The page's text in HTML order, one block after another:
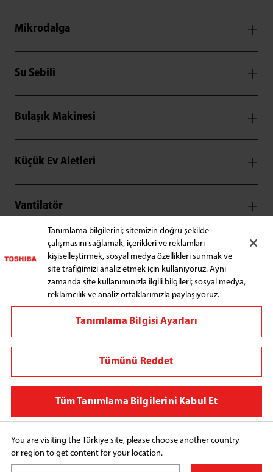
Mikrodalga
Su Sebili
Bulaşık Makinesi
Küçük Ev Aletleri
Vantilatör
Blender
Şartlar ve Koşullar
Gizlilik Politikası
Çerez Tercihleri
Copyright© 2026 TEKA TEKNİK MUTFAK ALETLERİ
Bizi Takip Edin
You are visiting the Türkiye site, please choose another country
or region to get content for your location.
Tanımlama bilgilerini; sitemizin doğru şekilde
çalışmasını sağlamak, içerikleri ve reklamları
kişiselleştirmek, sosyal medya özellikleri sunmak ve
site trafiğimizi analiz etmek için kullanıyoruz. Aynı
zamanda site kullanımınızla ilgili bilgileri; sosyal medya,
reklamcılık ve analiz ortaklarımızla paylaşıyoruz.
Tanımlama Bilgisi Ayarları
Tümünü Reddet
Tüm Tanımlama Bilgilerini Kabul Et